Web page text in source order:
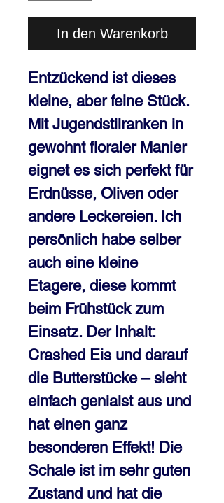
In den Warenkorb
Entzückend ist dieses
kleine, aber feine Stück.
Mit Jugendstilranken in
gewohnt floraler Manier
eignet es sich perfekt für
Erdnüsse, Oliven oder
andere Leckereien. Ich
persönlich habe selber
auch eine kleine
Etagere, diese kommt
beim Frühstück zum
Einsatz. Der Inhalt:
Crashed Eis und darauf
die Butterstücke – sieht
einfach genialst aus und
hat einen ganz
besonderen Effekt! Die
Schale ist im sehr guten
Zustand und hat die